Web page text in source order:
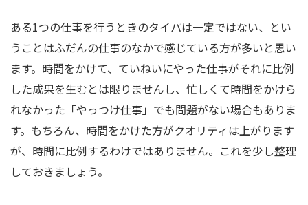
ある1つの仕事を行うときのタイパは一定ではない、とい
うことはふだんの仕事のなかで感じている方が多いと思い
ます。時間をかけて、ていねいにやった仕事がそれに比例
した成果を生むとは限りませんし、忙しくて時間をかけら
れなかった「やっつけ仕事」でも問題がない場合もありま
す。もちろん、時間をかけた方がクオリティは上がります
が、時間に比例するわけではありません。これを少し整理
しておきましょう。